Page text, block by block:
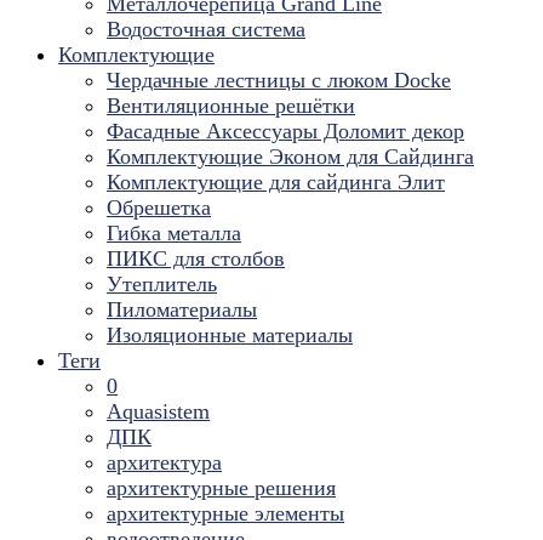
Водосточная система
Комплектующие
Чердачные лестницы с люком Docke
Вентиляционные решётки
Фасадные Аксессуары Доломит декор
Комплектующие Эконом для Сайдинга
Комплектующие для cайдинга Элит
Обрешетка
Гибка металла
ПИКС для столбов
Утеплитель
Пиломатериалы
Изоляционные материалы
Теги
0
Aquasistem
ДПК
архитектура
архитектурные решения
архитектурные элементы